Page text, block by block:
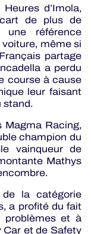
d’Imola,
de plus de
une référence
même si
partage
a perdu
course à cause
leur faisant
stand.
Magma Racing,
champion du
vainqueur de
Mathys
la catégorie
a profité du fait
problèmes et à
Car et de Safety